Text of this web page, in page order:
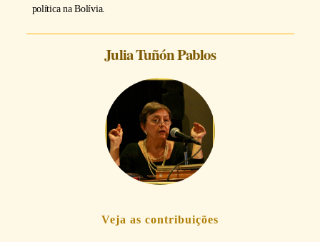
política na Bolívia.
Julia Tuñón Pablos
Veja as contribuições